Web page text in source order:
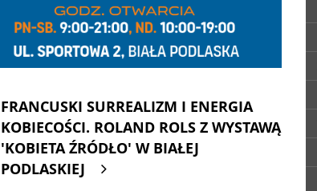
FRANCUSKI SURREALIZM I ENERGIA
KOBIECOŚCI. ROLAND ROLS Z WYSTAWĄ
'KOBIETA ŹRÓDŁO' W BIAŁEJ
PODLASKIEJ